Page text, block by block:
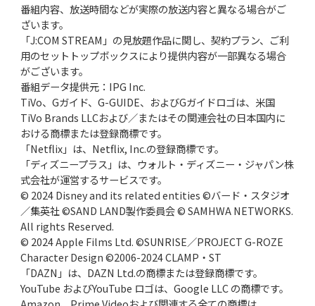
番組内容、放送時間などが実際の放送内容と異なる場合がご
ざいます。
「J:COM STREAM」の見放題作品に関し、契約プラン、ご利
用のセットトップボックスにより提供内容が一部異なる場合
がございます。
番組データ提供元：IPG Inc.
TiVo、Gガイド、G-GUIDE、およびGガイドロゴは、米国
TiVo Brands LLCおよび／またはその関連会社の日本国内に
おける商標または登録商標です。
「Netflix」は、Netflix, Inc.の登録商標です。
「ディズニープラス」は、ウォルト・ディズニー・ジャパン株
式会社が運営するサービスです。
© 2024 Disney and its related entities ©バード・スタジオ
／集英社 ©SAND LAND製作委員会 © SAMHWA NETWORKS.
All rights Reserved.
© 2024 Apple Films Ltd. ©SUNRISE／PROJECT G-ROZE
Character Design ©2006-2024 CLAMP・ST
「DAZN」は、DAZN Ltd.の商標または登録商標です。
YouTube およびYouTube ロゴは、Google LLC の商標です。